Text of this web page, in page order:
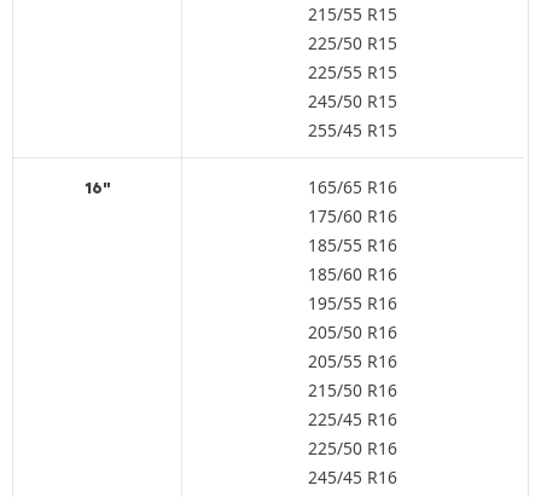
215/55 R15
225/50 R15
225/55 R15
245/50 R15
255/45 R15
16"
165/65 R16
175/60 R16
185/55 R16
185/60 R16
195/55 R16
205/50 R16
205/55 R16
215/50 R16
225/45 R16
225/50 R16
245/45 R16